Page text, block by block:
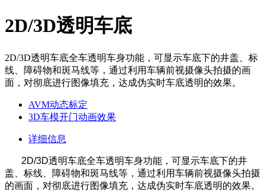
2D/3D透明车底
2D/3D透明车底全车透明车身功能，可显示车底下的井盖、标
线、障碍物和斑马线等，通过利用车辆前视摄像头拍摄的画
面，对彻底进行图像填充，达成伪实时车底透明的效果。
AVM动态标定
3D车模开门动画效果
详细信息
2D/3D透明车底全车透明车身功能，可显示车底下的井
盖、标线、障碍物和斑马线等，通过利用车辆前视摄像头拍摄
的画面，对彻底进行图像填充，达成伪实时车底透明的效果。